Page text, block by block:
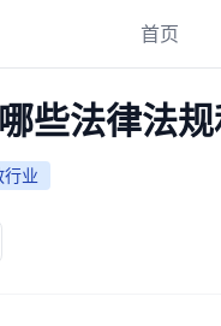
首页
些法律法规
行业